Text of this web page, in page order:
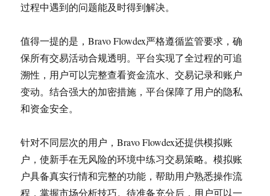
过程中遇到的问题能及时得到解决。
值得一提的是，Bravo Flowdex严格遵循监管要求，确
保所有交易活动合规透明。平台实现了全过程的可追
溯性，用户可以完整查看资金流水、交易记录和账户
变动。结合强大的加密措施，平台保障了用户的隐私
和资金安全。
针对不同层次的用户，Bravo Flowdex还提供模拟账
户，使新手在无风险的环境中练习交易策略。模拟账
户具备真实行情和完整的功能，帮助用户熟悉操作流
程，掌握市场分析技巧。待准备充分后，用户可以一